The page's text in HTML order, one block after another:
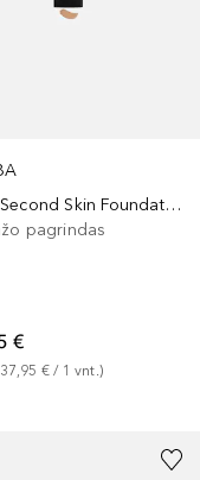
more Second Skin Foundation
pagrindas
€
37,95 € / 1 vnt.)